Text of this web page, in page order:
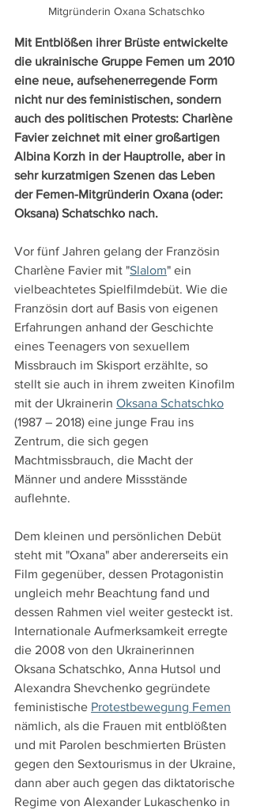
Mitgründerin Oxana Schatschko
Mit Entblößen ihrer Brüste entwickelte
die ukrainische Gruppe Femen um 2010
eine neue, aufsehenerregende Form
nicht nur des feministischen, sondern
auch des politischen Protests: Charlène
Favier zeichnet mit einer großartigen
Albina Korzh in der Hauptrolle, aber in
sehr kurzatmigen Szenen das Leben
der Femen-Mitgründerin Oxana (oder:
Oksana) Schatschko nach.
Vor fünf Jahren gelang der Französin
Charlène Favier mit "Slalom" ein
vielbeachtetes Spielfilmdebüt. Wie die
Französin dort auf Basis von eigenen
Erfahrungen anhand der Geschichte
eines Teenagers von sexuellem
Missbrauch im Skisport erzählte, so
stellt sie auch in ihrem zweiten Kinofilm
mit der Ukrainerin Oksana Schatschko
(1987 – 2018) eine junge Frau ins
Zentrum, die sich gegen
Machtmissbrauch, die Macht der
Männer und andere Missstände
auflehnte.
Dem kleinen und persönlichen Debüt
steht mit "Oxana" aber andererseits ein
Film gegenüber, dessen Protagonistin
ungleich mehr Beachtung fand und
dessen Rahmen viel weiter gesteckt ist.
Internationale Aufmerksamkeit erregte
die 2008 von den Ukrainerinnen
Oksana Schatschko, Anna Hutsol und
Alexandra Shevchenko gegründete
feministische Protestbewegung Femen
nämlich, als die Frauen mit entblößten
und mit Parolen beschmierten Brüsten
gegen den Sextourismus in der Ukraine,
dann aber auch gegen das diktatorische
Regime von Alexander Lukaschenko in